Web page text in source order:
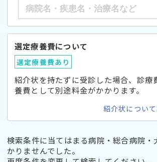
選定療養費について
選定療養費あり
紹介状を持たずに受診した場合、診療
養費として別途料金がかかります。
紹介状につい
検索条件に当てはまる病院・総合病院・
かりませんでした。